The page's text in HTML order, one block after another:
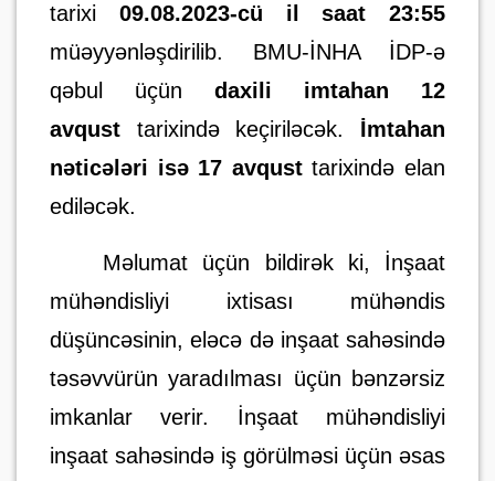
tarixi 09.08.2023-cü il saat 23:55
müəyyənləşdirilib. BMU-İNHA İDP-ə
qəbul üçün daxili imtahan 12
avqust tarixində keçiriləcək. İmtahan
nəticələri isə 17 avqusttarixində elan
ediləcək.
Məlumat üçün bildirək ki, İnşaat
mühəndisliyi ixtisası mühəndis
düşüncəsinin, eləcə də inşaat sahəsində
təsəvvürün yaradılması üçün bənzərsiz
imkanlar verir. İnşaat mühəndisliyi
inşaat sahəsində iş görülməsi üçün əsas